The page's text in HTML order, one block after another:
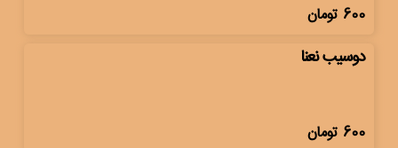
600 تومان
دوسیب نعنا
600 تومان